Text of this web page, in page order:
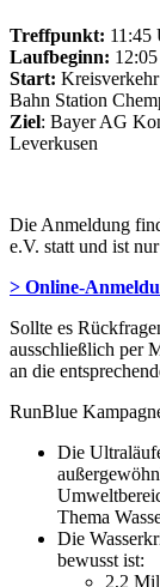
Treffpunkt: 11:45
Laufbeginn:
Start:
Bahn Station
Ziel: Bayer AG
Leverkusen
Die Anmeldung
e.V. statt und ist
> Online-
Sollte es
ausschließlich per
an die
RunBlue
Die
Thema
Die
bewusst ist:
2,2